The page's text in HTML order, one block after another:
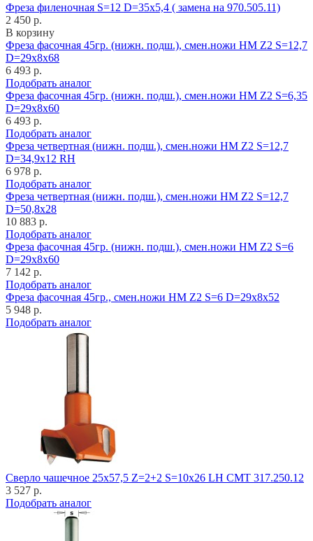
Фреза филеночная S=12 D=35x5,4 ( замена на 970.505.11)
2 450 р.
В корзину
Фреза фасочная 45гр. (нижн. подш.), смен.ножи HM Z2 S=12,7
D=29x8x68
6 493 р.
Подобрать аналог
Фреза фасочная 45гр. (нижн. подш.), смен.ножи HM Z2 S=6,35
D=29x8x60
6 493 р.
Подобрать аналог
Фреза четвертная (нижн. подш.), смен.ножи HM Z2 S=12,7
D=34,9x12 RH
6 978 р.
Подобрать аналог
Фреза четвертная (нижн. подш.), смен.ножи HM Z2 S=12,7
D=50,8x28
10 883 р.
Подобрать аналог
Фреза фасочная 45гр. (нижн. подш.), смен.ножи HM Z2 S=6
D=29x8x60
7 142 р.
Подобрать аналог
Фреза фасочная 45гр., смен.ножи HM Z2 S=6 D=29x8x52
5 948 р.
Подобрать аналог
Cверло чашечное 25x57,5 Z=2+2 S=10x26 LH CMT 317.250.12
3 527 р.
Подобрать аналог